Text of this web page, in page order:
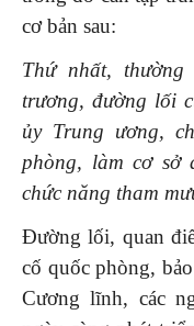
cơ bản sau:
Thứ nhất,
trương, đường lối
ủy Trung ương,
phòng, làm cơ sở
chức năng tham
Đường lối, quan
cố quốc phòng,
Cương lĩnh, các